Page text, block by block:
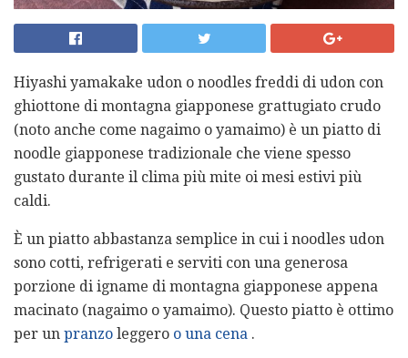
Hiyashi yamakake udon o noodles freddi di udon con
ghiottone di montagna giapponese grattugiato crudo
(noto anche come nagaimo o yamaimo) è un piatto di
noodle giapponese tradizionale che viene spesso
gustato durante il clima più mite oi mesi estivi più
caldi.
È un piatto abbastanza semplice in cui i noodles udon
sono cotti, refrigerati e serviti con una generosa
porzione di igname di montagna giapponese appena
macinato (nagaimo o yamaimo). Questo piatto è ottimo
per un pranzo leggero o una cena .